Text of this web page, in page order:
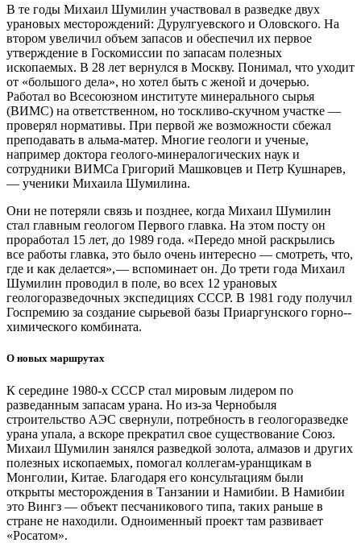
В те годы Михаил Шумилин участвовал в разведке двух
урановых месторождений: Дурулгуевского и Оловского. На
втором увеличил объем запасов и обеспечил их первое
утверждение в Госкомиссии по запасам полезных
ископаемых. В 28 лет вернулся в Москву. Понимал, что уходит
от «большого дела», но хотел быть с женой и дочерью.
Работал во Всесоюзном институте минерального сырья
(ВИМС) на ответственном, но тоскливо-скучном участке — ​
проверял нормативы. При первой же возможности сбежал
преподавать в альма-матер. Многие геологи и ученые,
например доктора геолого-минералогических наук и
сотрудники ВИМСа Григорий Машковцев и Петр Кушнарев,
— ​ученики Михаила Шумилина.
Они не потеряли связь и позднее, когда Михаил Шумилин
стал главным геологом Первого главка. На этом посту он
проработал 15 лет, до 1989 года. «Передо мной раскрылись
все работы главка, это было очень интересно — ​смотреть, что,
где и как делается», — ​вспоминает он. До трети года Михаил
Шумилин проводил в поле, во всех 12 урановых
геологоразведочных экспедициях СССР. В 1981 году получил
Госпремию за создание сырьевой базы Приаргунского горно-­
химического комбината.
О новых маршрутах
К середине 1980‑х СССР стал мировым лидером по
разведанным запасам урана. Но из-за Чернобыля
строительство АЭС свернули, потребность в геологоразведке
урана упала, а вскоре прекратил свое существование Союз.
Михаил Шумилин занялся разведкой золота, алмазов и других
полезных ископаемых, помогал коллегам-уранщикам в
Монголии, Китае. Благодаря его консультациям были
открыты месторождения в Танзании и Намибии. В Намибии
это Вингз — ​объект песчаникового типа, таких раньше в
стране не находили. Одноименный проект там развивает
«Росатом».